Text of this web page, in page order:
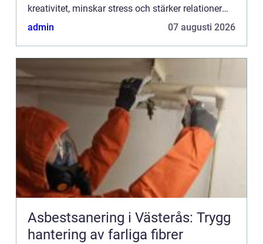
kreativitet, minskar stress och stärker relationer
mellan medarbetare. ...
admin 07 augusti 2026
Asbestsanering i Västerås: Trygg
hantering av farliga fibrer